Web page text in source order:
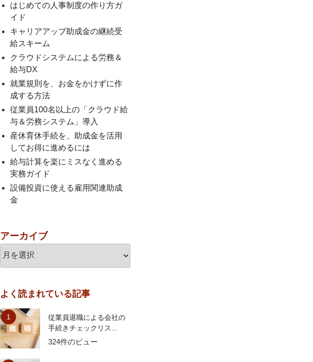
はじめての人事制度の作り方ガ
イド
キャリアアップ助成金の継続受
給スキーム
クラウドシステムによる労務＆
給与DX
就業規則を、お金をかけずに作
成する方法
従業員100名以上の「クラウド給
与＆労務システム」導入
産休育休手続を、助成金を活用
してお得に進めるには
給与計算を楽にミスなく進める
実務ガイド
設備投資に使える雇用関連助成
金
アーカイブ
よく読まれている記事
従業員退職による会社の
手続きチェックリス...
324件のビュー